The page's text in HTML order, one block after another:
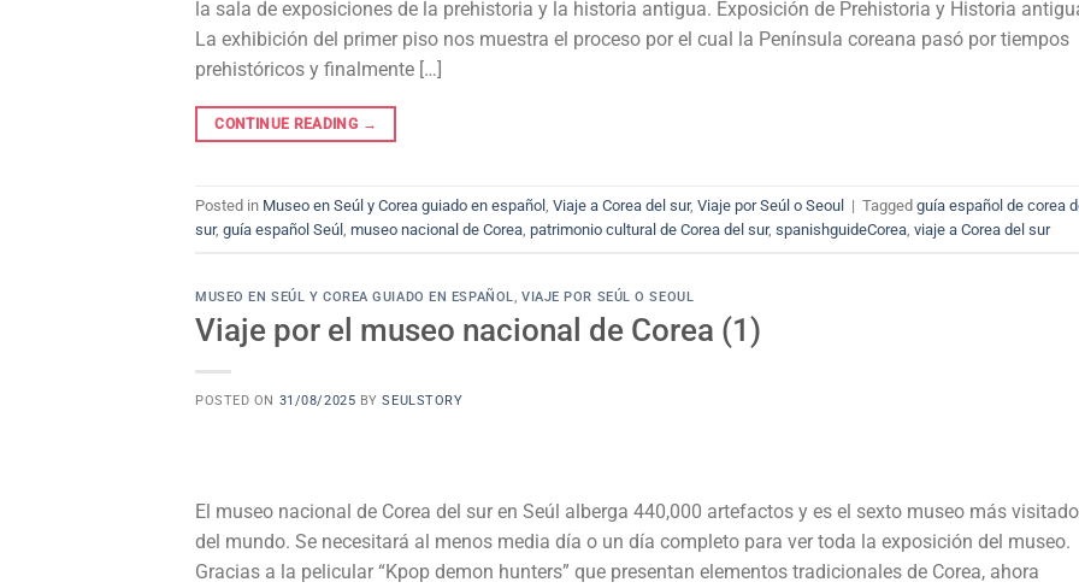
la sala de exposiciones de la prehistoria y la historia antigua. Exposición de Prehistoria y Historia
La exhibición del primer piso nos muestra el proceso por el cual la Península coreana pasó por tiempos
prehistóricos y finalmente […]
CONTINUE READING →
Posted in Museo en Seúl y Corea guiado en español , Viaje a Corea del sur, Viaje por Seúl o Seoul | Tagged guía español de corea
sur, guía español Seúl , museo nacional de Corea, patrimonio cultural de Corea del sur, spanishguideCorea, viaje a Corea del sur
MUSEO EN SEÚL Y COREA GUIADO EN ESPAÑOL, VIAJE POR SEÚL O SEOUL
Viaje por el museo nacional de Corea (1)
POSTED ON 31/08/2025 BYSEULSTORY
El museo nacional de Corea del sur en Seúl alberga 440,000 artefactos y es el sexto museo más visitado
del mundo. Se necesitará al menos media día o un día completo para ver toda la exposición del museo.
Gracias a la pelicular “Kpop demon hunters” que presentan elementos tradicionales de Corea, ahora